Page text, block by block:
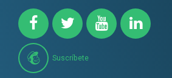
Suscríbete